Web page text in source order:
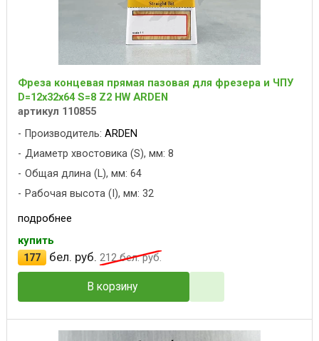
Фреза концевая прямая пазовая для фрезера и ЧПУ
D=12x32x64 S=8 Z2 HW ARDEN
артикул 110855
Производитель: ARDEN
Диаметр хвостовика (S), мм: 8
Общая длина (L), мм: 64
Рабочая высота (I), мм: 32
подробнее
купить
177
бел. руб. 212бел. руб.
В корзину